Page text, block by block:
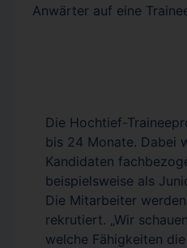
Anwärter auf eine
Die Hochtief-
bis 24 Monate. Dabei
Kandidaten
beispielsweise als
Die Mitarbeiter
rekrutiert. „Wir
welche Fähigkeiten